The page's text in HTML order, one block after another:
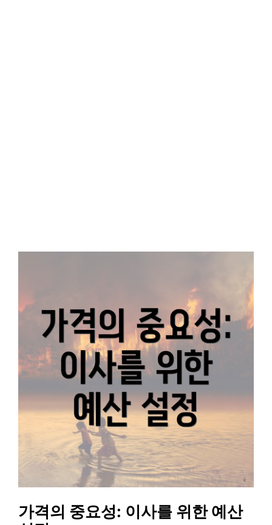
가격의 중요성: 이사를 위한 예산